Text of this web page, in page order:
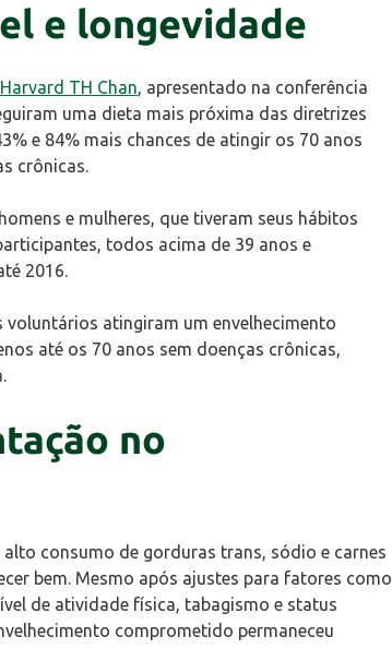
e longevidade
TH Chan, apresentado na conferência
uma dieta mais próxima das diretrizes
e 84% mais chances de atingir os 70 anos
crônicas.
e mulheres, que tiveram seus hábitos
todos acima de 39 anos e
2016.
atingiram um envelhecimento
até os 70 anos sem doenças crônicas,
no
consumo de gorduras trans, sódio e carnes
bem. Mesmo após ajustes para fatores como
de atividade física, tabagismo e status
comprometido permaneceu